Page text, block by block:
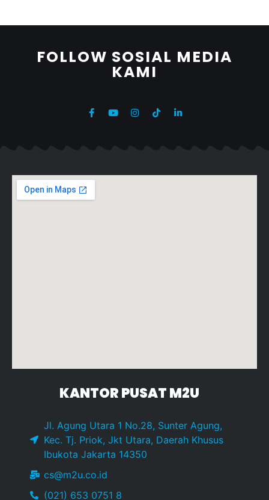
FOLLOW SOSIAL MEDIA
KAMI
KANTOR PUSAT M2U
Jl. Agung Utara 1 No.28, Sunter Agung,
Kec. Tj. Priok, Jkt Utara, Daerah Khusus
Ibukota Jakarta 14350
cs@m2u.co.id
(021) 653 0751 8